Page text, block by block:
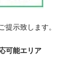
示致します。
可能エリア